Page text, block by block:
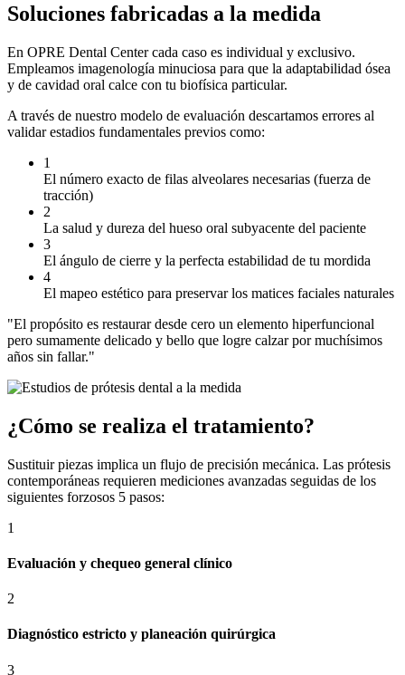
Soluciones fabricadas a la medida
En OPRE Dental Center cada caso es individual y exclusivo.
Empleamos imagenología minuciosa para que la adaptabilidad ósea
y de cavidad oral calce con tu biofísica particular.
A través de nuestro modelo de evaluación descartamos errores al
validar estadios fundamentales previos como:
1
El número exacto de filas alveolares necesarias (fuerza de
tracción)
2
La salud y dureza del hueso oral subyacente del paciente
3
El ángulo de cierre y la perfecta estabilidad de tu mordida
4
El mapeo estético para preservar los matices faciales naturales
"El propósito es restaurar desde cero un elemento hiperfuncional
pero sumamente delicado y bello que logre calzar por muchísimos
años sin fallar."
¿Cómo se realiza el tratamiento?
Sustituir piezas implica un flujo de precisión mecánica. Las prótesis
contemporáneas requieren mediciones avanzadas seguidas de los
siguientes forzosos 5 pasos:
1
Evaluación y chequeo general clínico
2
Diagnóstico estricto y planeación quirúrgica
3